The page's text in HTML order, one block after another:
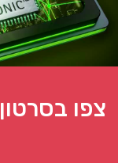
צפו בסרטון